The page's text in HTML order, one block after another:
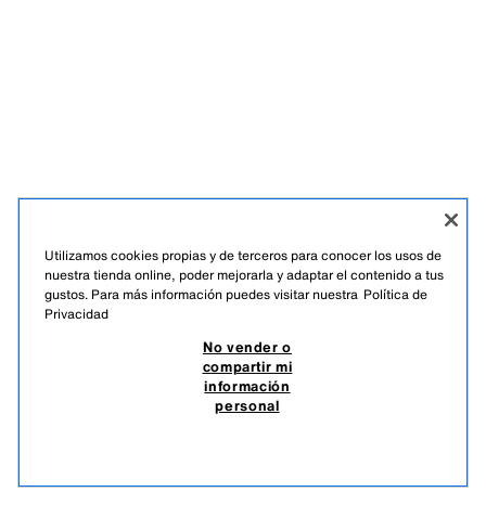
NO VENDER O COMPARTIR MI INFORMACIÓN PERSONAL
MUJER / + INFO /
Utilizamos cookies propias y de terceros para conocer los usos de
nuestra tienda online, poder mejorarla y adaptar el contenido a tus
gustos. Para más información puedes visitar nuestra Política de
Privacidad
No vender o
compartir mi
información
personal